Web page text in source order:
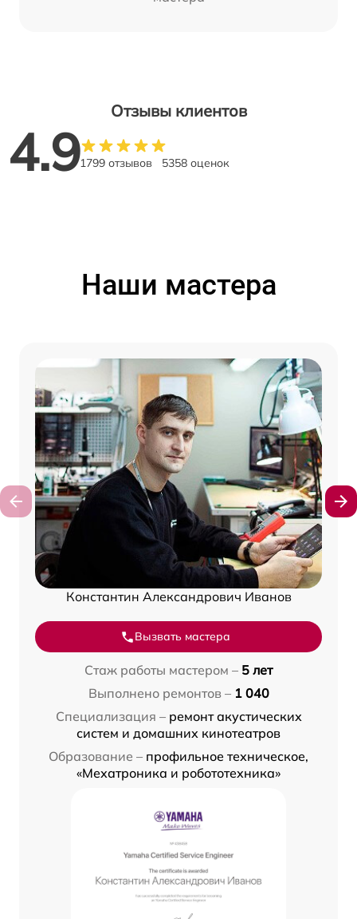
Отзывы клиентов
4.91799 отзывов 5358 оценок
Наши мастера
Константин Александрович Иванов
Вызвать мастера
Стаж работы мастером – 5 лет
Выполнено ремонтов – 1 040
Специализация – ремонт акустических
систем и домашних кинотеатров
Образование – профильное техническое,
«Мехатроника и робототехника»